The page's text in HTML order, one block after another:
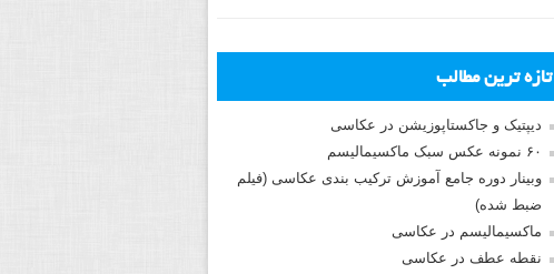
تازه ترین مطالب
دیپتیک و جاکستا‌پوزیشن در عکاسی
۶۰ نمونه عکس سبک ماکسیمالیسم
وبینار دوره جامع آموزش ترکیب بندی عکاسی (فیلم
ضبط شده)
ماکسیمالیسم در عکاسی
نقطه عطف در عکاسی